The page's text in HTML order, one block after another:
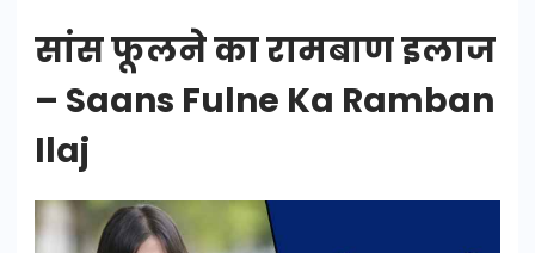
सांस फूलने का रामबाण इलाज
– Saans Fulne Ka Ramban
Ilaj